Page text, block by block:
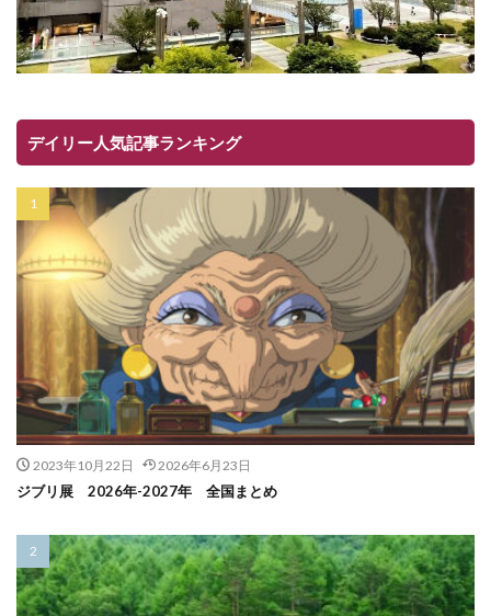
デイリー人気記事ランキング
2023年10月22日 2026年6月23日
ジブリ展 2026年-2027年 全国まとめ